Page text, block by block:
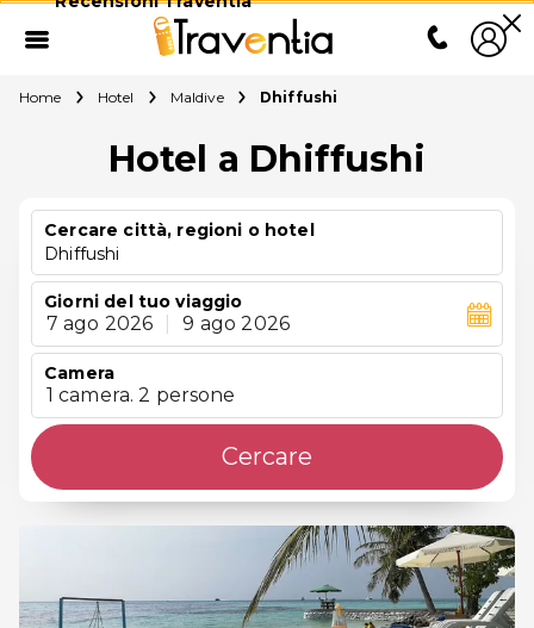
Home Hotel Maldive Dhiffushi
Hotel a Dhiffushi
Cercare città, regioni o hotel
Dhiffushi
Giorni del tuo viaggio
7 ago 2026 9 ago 2026
Camera
1 camera. 2 persone
Cercare